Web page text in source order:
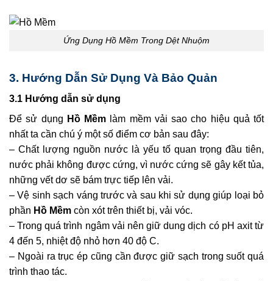
Ứng Dụng Hồ Mềm Trong Dệt Nhuộm
3. Hướng Dẫn Sử Dụng Và Bảo Quản
3.1 Hướng dẫn sử dụng
Để sử dụng Hồ Mềm làm mềm vải sao cho hiệu quả tốt
nhất ta cần chú ý một số điểm cơ bản sau đây:
– Chất lượng nguồn nước là yếu tố quan trọng đầu tiên,
nước phải không được cứng, vì nước cứng sẽ gây kết tủa,
những vết dơ sẽ bám trực tiếp lên vải.
– Vệ sinh sạch váng trước và sau khi sử dụng giúp loại bỏ
phần Hồ Mềm còn xót trên thiết bị, vải vóc.
– Trong quá trình ngâm vải nên giữ dung dịch có pH axit từ
4 đến 5, nhiệt độ nhỏ hơn 40 độ C.
– Ngoài ra trục ép cũng cần được giữ sạch trong suốt quá
trình thao tác.